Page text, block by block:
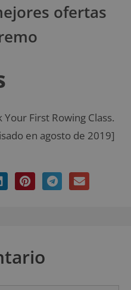
ofertas
First Rowing Class.
en agosto de 2019]